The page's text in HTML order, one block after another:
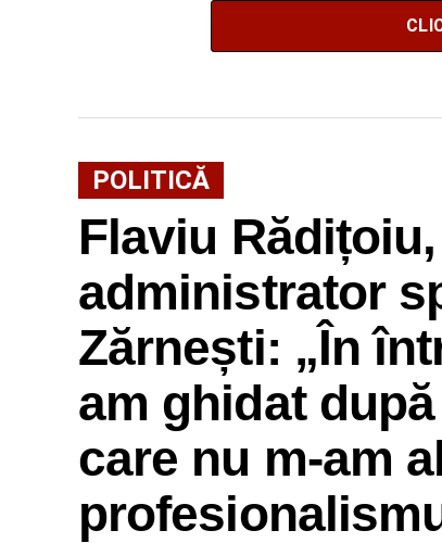
POLITICĂ
Flaviu
administrator
Zărnești: „În
am ghidat
care nu m-am